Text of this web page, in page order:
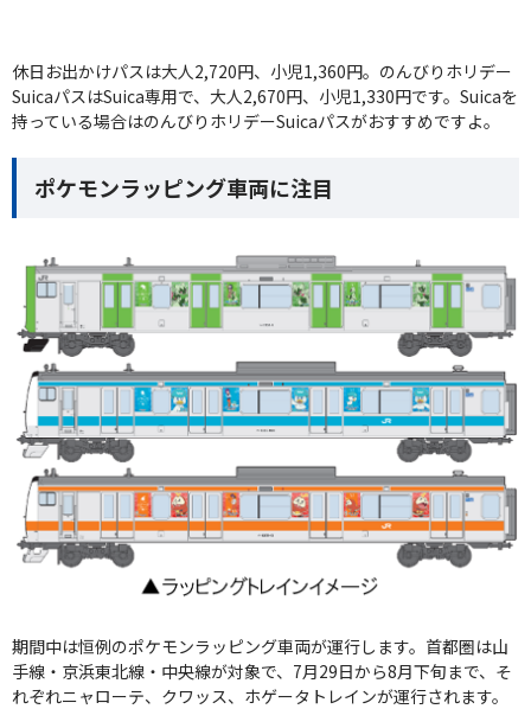
休日お出かけパスは大人2,720円、小児1,360円。のんびりホリデー
SuicaパスはSuica専用で、大人2,670円、小児1,330円です。Suicaを
持っている場合はのんびりホリデーSuicaパスがおすすめですよ。
ポケモンラッピング車両に注目
期間中は恒例のポケモンラッピング車両が運行します。首都圏は山
手線・京浜東北線・中央線が対象で、7月29日から8月下旬まで、そ
れぞれニャローテ、クワッス、ホゲータトレインが運行されます。